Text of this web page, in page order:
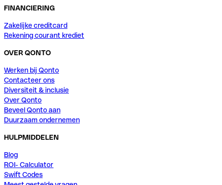
FINANCIERING
Zakelijke creditcard
Rekening courant krediet
OVER QONTO
Werken bij Qonto
Contacteer ons
Diversiteit & inclusie
Over Qonto
Beveel Qonto aan
Duurzaam ondernemen
HULPMIDDELEN
Blog
ROI- Calculator
Swift Codes